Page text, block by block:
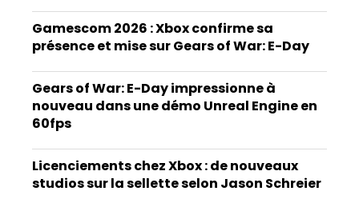
Gamescom 2026 : Xbox confirme sa
présence et mise sur Gears of War: E-Day
Gears of War: E-Day impressionne à
nouveau dans une démo Unreal Engine en
60fps
Licenciements chez Xbox : de nouveaux
studios sur la sellette selon Jason Schreier